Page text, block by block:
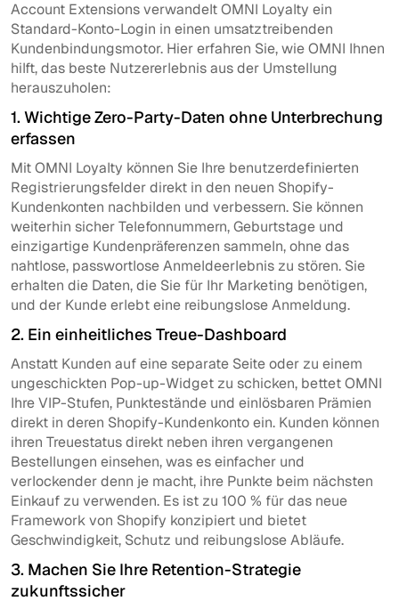
Account Extensions verwandelt OMNI Loyalty ein
Standard-Konto-Login in einen umsatztreibenden
Kundenbindungsmotor. Hier erfahren Sie, wie OMNI Ihnen
hilft, das beste Nutzererlebnis aus der Umstellung
herauszuholen:
1. Wichtige Zero-Party-Daten ohne Unterbrechung
erfassen
Mit OMNI Loyalty können Sie Ihre benutzerdefinierten
Registrierungsfelder direkt in den neuen Shopify-
Kundenkonten nachbilden und verbessern. Sie können
weiterhin sicher Telefonnummern, Geburtstage und
einzigartige Kundenpräferenzen sammeln, ohne das
nahtlose, passwortlose Anmeldeerlebnis zu stören. Sie
erhalten die Daten, die Sie für Ihr Marketing benötigen,
und der Kunde erlebt eine reibungslose Anmeldung.
2. Ein einheitliches Treue-Dashboard
Anstatt Kunden auf eine separate Seite oder zu einem
ungeschickten Pop-up-Widget zu schicken, bettet OMNI
Ihre VIP-Stufen, Punktestände und einlösbaren Prämien
direkt in deren Shopify-Kundenkonto ein. Kunden können
ihren Treuestatus direkt neben ihren vergangenen
Bestellungen einsehen, was es einfacher und
verlockender denn je macht, ihre Punkte beim nächsten
Einkauf zu verwenden. Es ist zu 100 % für das neue
Framework von Shopify konzipiert und bietet
Geschwindigkeit, Schutz und reibungslose Abläufe.
3. Machen Sie Ihre Retention-Strategie
zukunftssicher